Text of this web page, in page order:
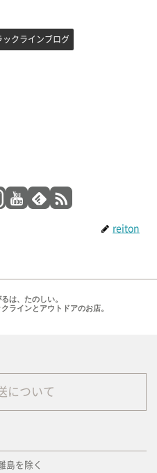
ックラインブログ
reiton
は、たのしい。
クラインとアウトドアのお店。
について
を除く